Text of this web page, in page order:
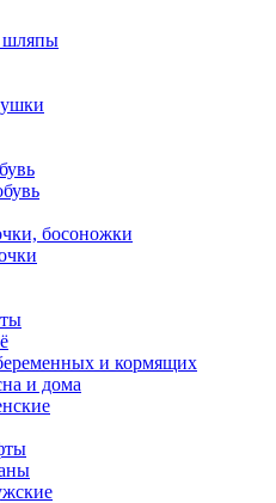
шляпы
босоножки
и кормящих
и дома